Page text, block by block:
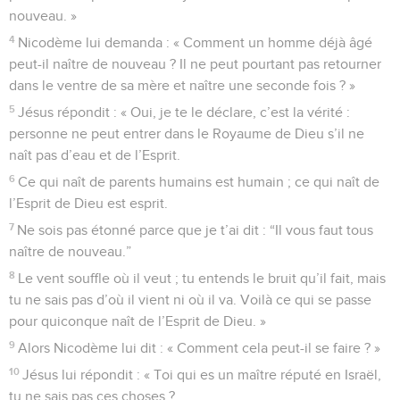
nouveau. »
4 Nicodème lui demanda : « Comment un homme déjà âgé
peut-il naître de nouveau ? Il ne peut pourtant pas retourner
dans le ventre de sa mère et naître une seconde fois ? »
5 Jésus répondit : « Oui, je te le déclare, c’est la vérité :
personne ne peut entrer dans le Royaume de Dieu s’il ne
naît pas d’eau et de l’Esprit.
6 Ce qui naît de parents humains est humain ; ce qui naît de
l’Esprit de Dieu est esprit.
7 Ne sois pas étonné parce que je t’ai dit : “Il vous faut tous
naître de nouveau.”
8 Le vent souffle où il veut ; tu entends le bruit qu’il fait, mais
tu ne sais pas d’où il vient ni où il va. Voilà ce qui se passe
pour quiconque naît de l’Esprit de Dieu. »
9 Alors Nicodème lui dit : « Comment cela peut-il se faire ? »
10 Jésus lui répondit : « Toi qui es un maître réputé en Israël,
tu ne sais pas ces choses ?